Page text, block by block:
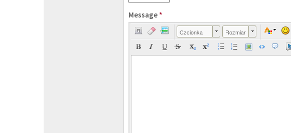
Message *
Czcionka Rozmiar